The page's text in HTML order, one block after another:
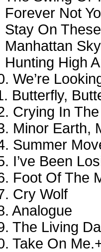
Forever Not
Stay On
Manhattan
Hunting High
We’re
Butterfly,
Crying In
Minor Earth,
Summer
I’ve Been
Foot Of The
Cry Wolf
Analogue
The Living
Take On